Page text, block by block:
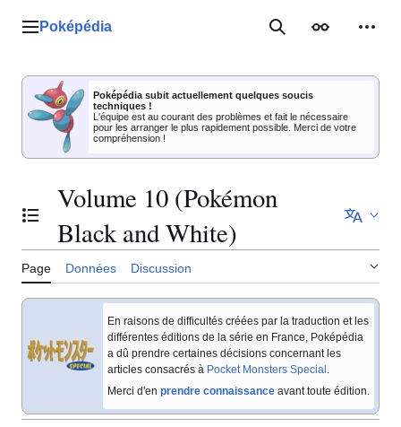
Menu principal
Poképédia RechercherApparence
Poképédia subit actuellement quelques soucis
techniques !
L'équipe est au courant des problèmes et fait le nécessaire
pour les arranger le plus rapidement possible. Merci de votre
compréhension !
Basculer la table des matières
Volume 10 (Pokémon
Black and White)
Page Données Discussion
En raisons de difficultés créées par la traduction et les
différentes éditions de la série en France, Poképédia
a dû prendre certaines décisions concernant les
articles consacrés à Pocket Monsters Special.
Merci d'en prendre connaissance avant toute édition.